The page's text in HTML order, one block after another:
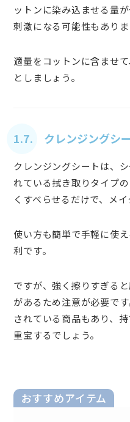
ットンに染み込ませる量
刺激になる可能性もありま
適量をコットンに含ませ
としましょう。
1.7. クレンジングシ
クレンジングシートは、
れている拭き取りタイプ
くすべらせるだけで、メイ
使い方も簡単で手軽に使
利です。
ですが、強く擦りすぎる
があるため注意が必要で
されている商品もあり、
重宝するでしょう。
おすすめアイテム